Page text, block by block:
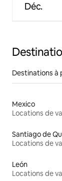
Déc.
Destinations à
Mexico
Locations de
Santiago de
Locations de
León
Locations de